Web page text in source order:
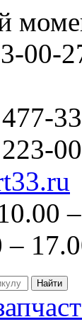
00-
477-
223-
–
Найти